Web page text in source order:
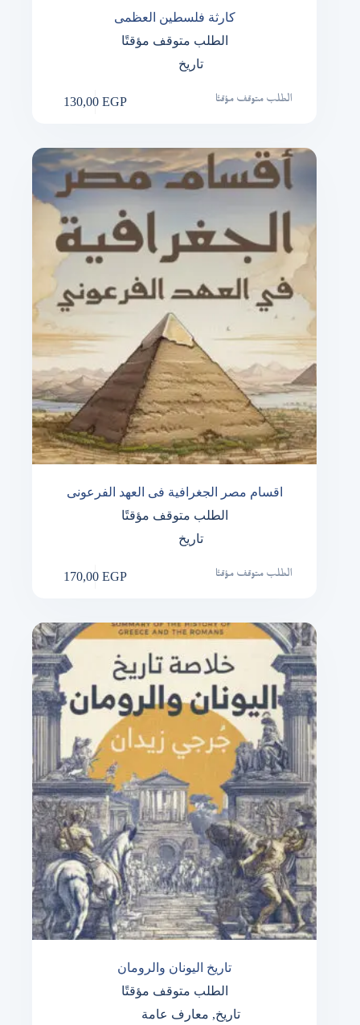
كارثة فلسطين العظمى
الطلب متوقف مؤقتًا
تاريخ
130,00EGP الطلب متوقف مؤقتًا
اقسام مصر الجغرافية فى العهد الفرعونى
الطلب متوقف مؤقتًا
تاريخ
170,00EGP الطلب متوقف مؤقتًا
تاريخ اليونان والرومان
الطلب متوقف مؤقتًا
تاريخ, معارف عامة